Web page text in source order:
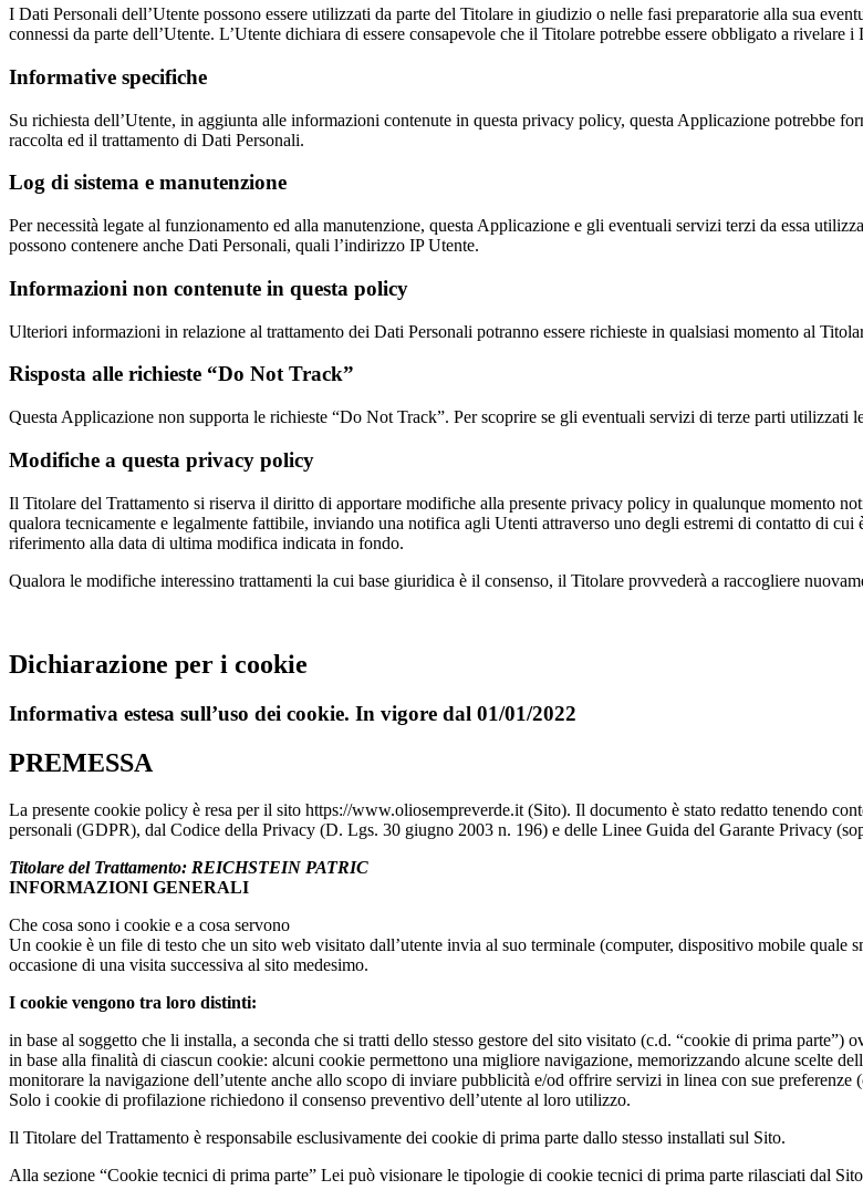
I Dati Personali dell’Utente possono essere utilizzati da parte del Titolare in giudizio o nelle fasi preparatorie alla sua
connessi da parte dell’Utente. L’Utente dichiara di essere consapevole che il Titolare potrebbe essere obbligato a rivelare
Informative specifiche
Su richiesta dell’Utente, in aggiunta alle informazioni contenute in questa privacy policy, questa Applicazione potrebbe
raccolta ed il trattamento di Dati Personali.
Log di sistema e manutenzione
Per necessità legate al funzionamento ed alla manutenzione, questa Applicazione e gli eventuali servizi terzi da essa
possono contenere anche Dati Personali, quali l’indirizzo IP Utente.
Informazioni non contenute in questa policy
Ulteriori informazioni in relazione al trattamento dei Dati Personali potranno essere richieste in qualsiasi momento al
Risposta alle richieste “Do Not Track”
Questa Applicazione non supporta le richieste “Do Not Track”. Per scoprire se gli eventuali servizi di terze parti
Modifiche a questa privacy policy
Il Titolare del Trattamento si riserva il diritto di apportare modifiche alla presente privacy policy in qualunque momento
qualora tecnicamente e legalmente fattibile, inviando una notifica agli Utenti attraverso uno degli estremi di contatto di cui
riferimento alla data di ultima modifica indicata in fondo.
Qualora le modifiche interessino trattamenti la cui base giuridica è il consenso, il Titolare provvederà a raccogliere
Dichiarazione per i cookie
Informativa estesa sull’uso dei cookie. In vigore dal 01/01/2022
PREMESSA
La presente cookie policy è resa per il sito https://www.oliosempreverde.it (Sito). Il documento è stato redatto tenendo
personali (GDPR), dal Codice della Privacy (D. Lgs. 30 giugno 2003 n. 196) e delle Linee Guida del Garante Privacy
Titolare del Trattamento: REICHSTEIN PATRIC
INFORMAZIONI GENERALI
Che cosa sono i cookie e a cosa servono
Un cookie è un file di testo che un sito web visitato dall’utente invia al suo terminale (computer, dispositivo mobile quale
occasione di una visita successiva al sito medesimo.
I cookie vengono tra loro distinti:
in base al soggetto che li installa, a seconda che si tratti dello stesso gestore del sito visitato (c.d. “cookie di prima parte”)
in base alla finalità di ciascun cookie: alcuni cookie permettono una migliore navigazione, memorizzando alcune scelte
monitorare la navigazione dell’utente anche allo scopo di inviare pubblicità e/od offrire servizi in linea con sue preferenze
Solo i cookie di profilazione richiedono il consenso preventivo dell’utente al loro utilizzo.
Il Titolare del Trattamento è responsabile esclusivamente dei cookie di prima parte dallo stesso installati sul Sito.
Alla sezione “Cookie tecnici di prima parte” Lei può visionare le tipologie di cookie tecnici di prima parte rilasciati dal